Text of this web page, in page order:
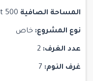
المساحة الصافية
نوع المشروع: خاص
عدد الغرف:
غرف النوم: